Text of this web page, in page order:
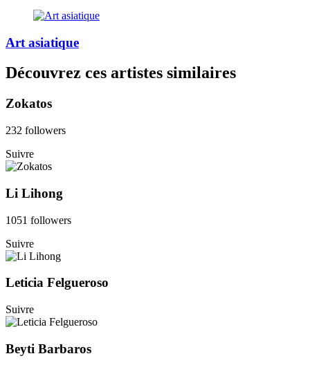
Art asiatique
Découvrez ces artistes similaires
Zokatos
232 followers
Suivre
Li Lihong
1051 followers
Suivre
Leticia Felgueroso
Suivre
Beyti Barbaros